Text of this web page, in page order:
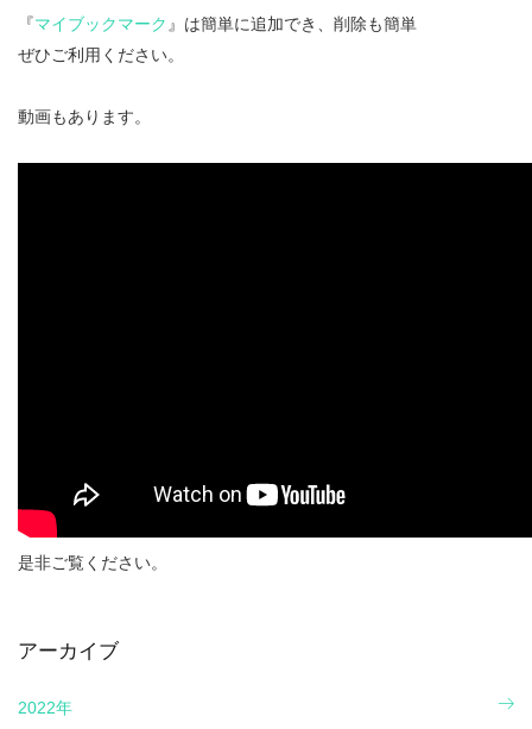
『マイブックマーク 』は簡単に追加でき、削除も簡単
ぜひご利用ください。
動画もあります。
是非ご覧ください。
アーカイブ
2022年